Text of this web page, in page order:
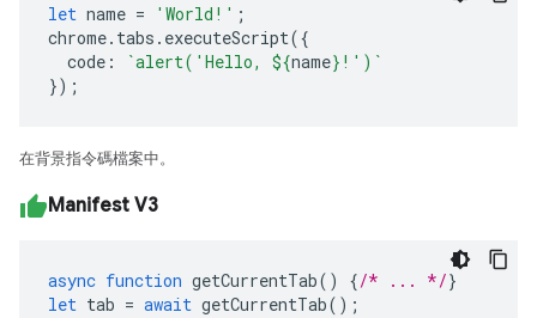
let name = 'World!' ;
chrome. tabs . executeScript({
code : `alert('Hello, ${name} !')`
});
在背景指令碼檔案中。
Manifest V3
async function getCurrentTab() {/* ... */}
let tab = await getCurrentTab();